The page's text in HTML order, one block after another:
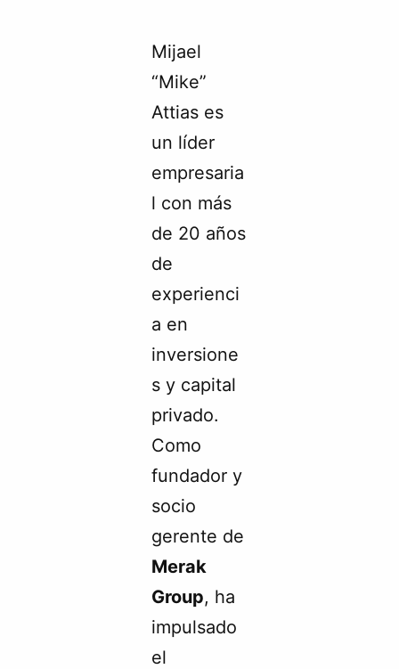
Mijael
“Mike”
Attias es
un líder
empresaria
l con más
de 20 años
de
experienci
a en
inversione
s y capital
privado.
Como
fundador y
socio
gerente de
Merak
Group, ha
impulsado
el